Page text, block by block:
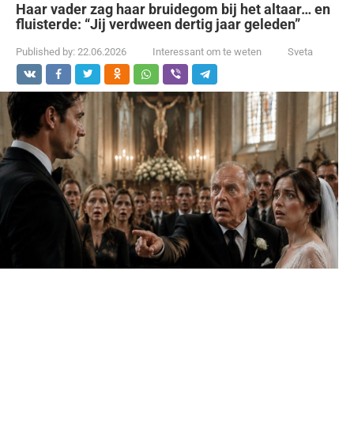
Haar vader zag haar bruidegom bij het altaar… en
fluisterde: “Jij verdween dertig jaar geleden”
Published by: 22.06.2026 Interessant om te weten Sveta